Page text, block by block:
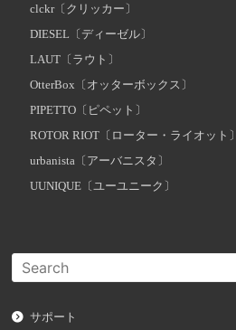
clckr〔クリッカー〕
DIESEL〔ディーゼル〕
LAUT〔ラウト〕
OtterBox〔オッターボックス〕
PIPETTO〔ピペット〕
ROTOR RIOT〔ローター・ライオット〕
urbanista〔アーバニスタ〕
UUNIQUE〔ユーユニーク〕
サポート